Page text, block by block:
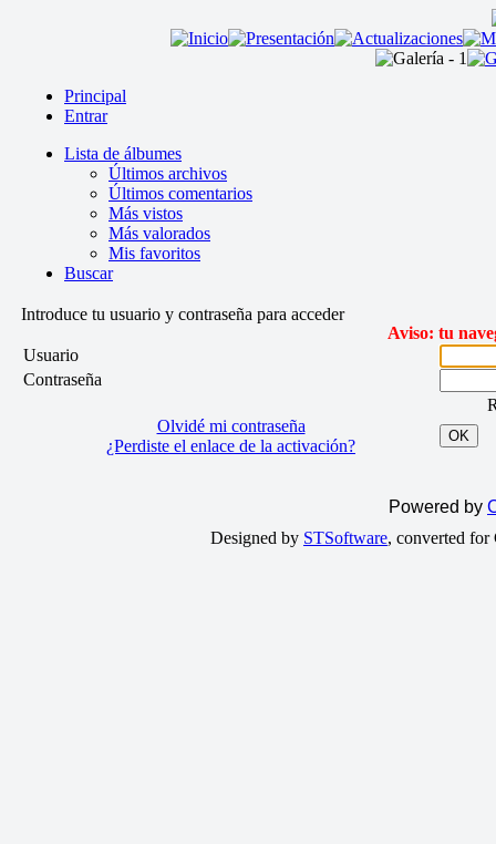
Principal
Entrar
Lista de álbumes
Últimos archivos
Últimos comentarios
Más vistos
Más valorados
Mis favoritos
Buscar
Introduce tu usuario y contraseña para acceder
Aviso: tu
Usuario
Contraseña
Olvidé mi contraseña
¿Perdiste el enlace de la activación?
OK
Powered by
Designed by STSoftware, converted